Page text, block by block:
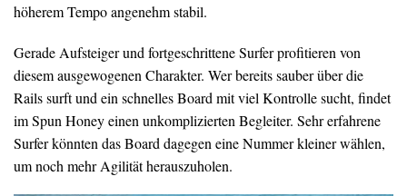
höherem Tempo angenehm stabil.
Gerade Aufsteiger und fortgeschrittene Surfer profitieren von
diesem ausgewogenen Charakter. Wer bereits sauber über die
Rails surft und ein schnelles Board mit viel Kontrolle sucht, findet
im Spun Honey einen unkomplizierten Begleiter. Sehr erfahrene
Surfer könnten das Board dagegen eine Nummer kleiner wählen,
um noch mehr Agilität herauszuholen.